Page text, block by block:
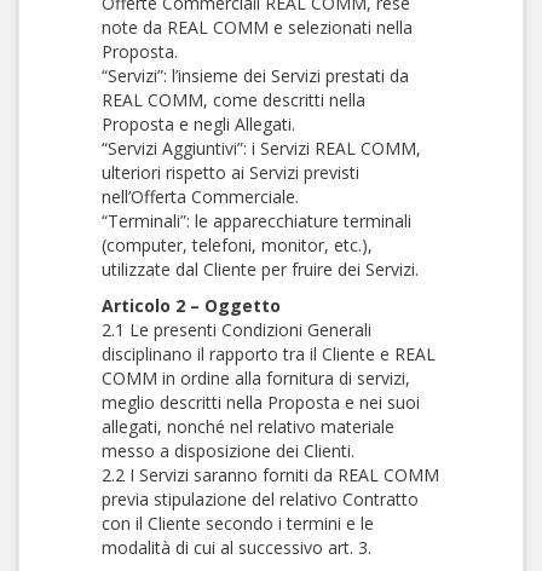
note da REAL COMM e selezionati nella
Proposta.
“Servizi”: l’insieme dei Servizi prestati da
REAL COMM, come descritti nella
Proposta e negli Allegati.
“Servizi Aggiuntivi”: i Servizi REAL COMM,
ulteriori rispetto ai Servizi previsti
nell’Offerta Commerciale.
“Terminali”: le apparecchiature terminali
(computer, telefoni, monitor, etc.),
utilizzate dal Cliente per fruire dei Servizi.
Articolo 2 – Oggetto
2.1 Le presenti Condizioni Generali
disciplinano il rapporto tra il Cliente e REAL
COMM in ordine alla fornitura di servizi,
meglio descritti nella Proposta e nei suoi
allegati, nonché nel relativo materiale
messo a disposizione dei Clienti.
2.2 I Servizi saranno forniti da REAL COMM
previa stipulazione del relativo Contratto
con il Cliente secondo i termini e le
modalità di cui al successivo art. 3.